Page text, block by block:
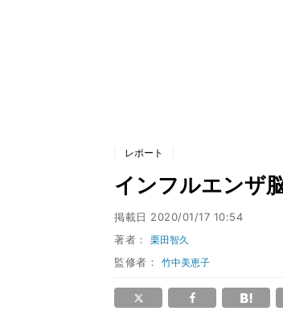
レポート
インフルエンザ
掲載日 2020/01/17 10:54
著者：栗田智久
監修者： 竹中美恵子